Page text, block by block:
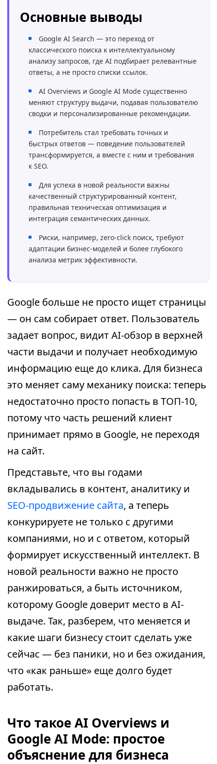
Основные выводы
Google AI Search — это переход от
классического поиска к интеллектуальному
анализу запросов, где AI подбирает релевантные
ответы, а не просто списки ссылок.
AI Overviews и Google AI Mode существенно
меняют структуру выдачи, подавая пользователю
сводки и персонализированные рекомендации.
Потребитель стал требовать точных и
быстрых ответов — поведение пользователей
трансформируется, а вместе с ним и требования
к SEO.
Для успеха в новой реальности важны
качественный структурированный контент,
правильная техническая оптимизация и
интеграция семантических данных.
Риски, например, zero-click поиск, требуют
адаптации бизнес-моделей и более глубокого
анализа метрик эффективности.
Google больше не просто ищет страницы
— он сам собирает ответ. Пользователь
задает вопрос, видит AI-обзор в верхней
части выдачи и получает необходимую
информацию еще до клика. Для бизнеса
это меняет саму механику поиска: теперь
недостаточно просто попасть в ТОП-10,
потому что часть решений клиент
принимает прямо в Google, не переходя
на сайт.
Представьте, что вы годами
вкладывались в контент, аналитику и
SEO-продвижение сайта, а теперь
конкурируете не только с другими
компаниями, но и с ответом, который
формирует искусственный интеллект. В
новой реальности важно не просто
ранжироваться, а быть источником,
которому Google доверит место в AI-
выдаче. Так, разберем, что меняется и
какие шаги бизнесу стоит сделать уже
сейчас — без паники, но и без ожидания,
что «как раньше» еще долго будет
работать.
Что такое AI Overviews и
Google AI Mode: простое
объяснение для бизнеса